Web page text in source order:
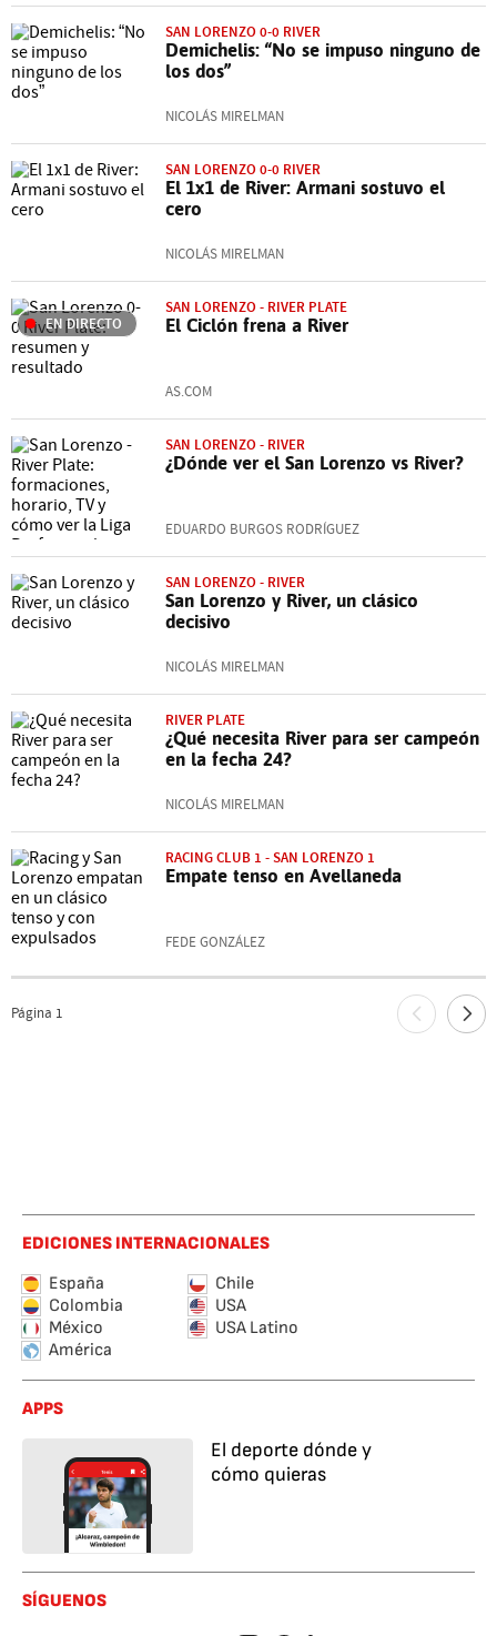
SAN LORENZO 0-0 RIVER
Demichelis: “No se impuso ninguno de
los dos”
NICOLÁS MIRELMAN
SAN LORENZO 0-0 RIVER
El 1x1 de River: Armani sostuvo el
cero
NICOLÁS MIRELMAN
EN DIRECTO
SAN LORENZO - RIVER PLATE
El Ciclón frena a River
AS.COM
SAN LORENZO - RIVER
¿Dónde ver el San Lorenzo vs River?
EDUARDO BURGOS RODRÍGUEZ
SAN LORENZO - RIVER
San Lorenzo y River, un clásico
decisivo
NICOLÁS MIRELMAN
RIVER PLATE
¿Qué necesita River para ser campeón
en la fecha 24?
NICOLÁS MIRELMAN
RACING CLUB 1 - SAN LORENZO 1
Empate tenso en Avellaneda
FEDE GONZÁLEZ
Página 1
EDICIONES INTERNACIONALES
España
Chile
Colombia
USA
México
USA Latino
América
APPS
El deporte dónde y
cómo quieras
SÍGUENOS